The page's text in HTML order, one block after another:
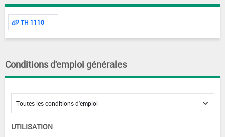
TH 1110
Conditions d'emploi générales
UTILISATION